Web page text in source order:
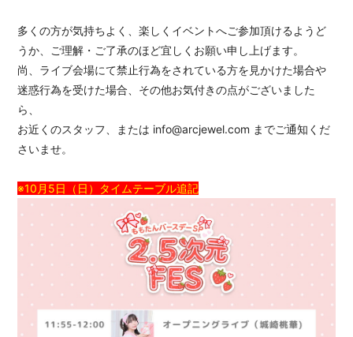
多くの方が気持ちよく、楽しくイベントへご参加頂けるようど
うか、ご理解・ご了承のほど宜しくお願い申し上げます。
尚、ライブ会場にて禁止行為をされている方を見かけた場合や
迷惑行為を受けた場合、その他お気付きの点がございました
ら、
お近くのスタッフ、または info@arcjewel.com までご通知くだ
さいませ。
※10月5日（日）タイムテーブル追記